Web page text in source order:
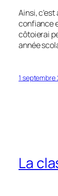
Ainsi,
confiance
côtoierai
année
1 septembre
La